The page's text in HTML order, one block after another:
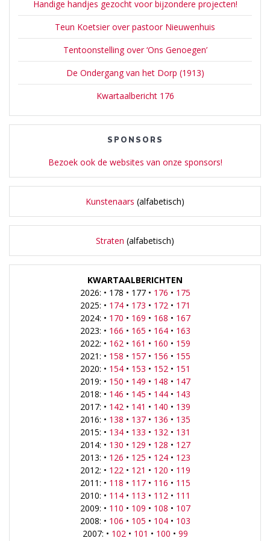
Handige handjes gezocht voor bijzondere projecten!
Teun Koetsier over pastoor Nieuwenhuis
Tentoonstelling over ‘Ons Genoegen’
De Ondergang van het Dorp (1913)
Kwartaalbericht 176
SPONSORS
Bezoek ook de websites van onze sponsors!
Kunstenaars (alfabetisch)
Straten (alfabetisch)
KWARTAALBERICHTEN
2026: • 178 • 177 • 176 • 175
2025: • 174• 173 • 172 • 171
2024: • 170 • 169 • 168 • 167
2023: • 166 • 165 • 164• 163
2022: • 162 • 161 • 160 • 159
2021: • 158 • 157• 156 • 155
2020: • 154• 153 • 152 • 151
2019: • 150 • 149 • 148 • 147
2018: • 146 • 145 • 144• 143
2017: • 142 • 141 • 140 • 139
2016: • 138 • 137• 136 • 135
2015: • 134• 133 • 132 • 131
2014: • 130 • 129 • 128 • 127
2013: • 126 • 125 • 124• 123
2012: • 122 • 121 • 120 • 119
2011: • 118 • 117• 116 • 115
2010: • 114• 113 • 112 • 111
2009: • 110 • 109 • 108 • 107
2008: • 106 • 105 • 104• 103
2007: • 102 • 101 • 100 • 99